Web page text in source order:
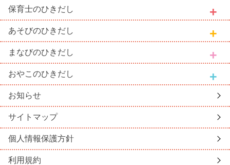
保育士のひきだし
あそびのひきだし
まなびのひきだし
おやこ のひきだし
お知らせ
サイトマップ
個人情報保護方針
利用規約